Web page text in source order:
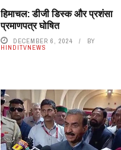
हिमाचल: डीजी डिस्क और प्रशंसा
प्रमाणपत्र घोषित
DECEMBER 6, 2024 BY
HINDITVNEWS